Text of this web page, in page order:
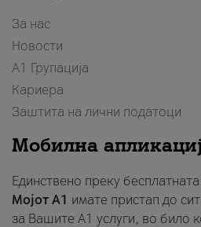
За нас
Новости
А1 Групација
Кариера
Заштита на лични податоци
Мобилна
Единствено преку
Мојот A1 имате пристап до
за Вашите A1 услуги, во било